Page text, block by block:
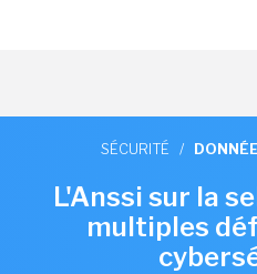
SÉCURITÉ /
L'Anssi sur la
multiples